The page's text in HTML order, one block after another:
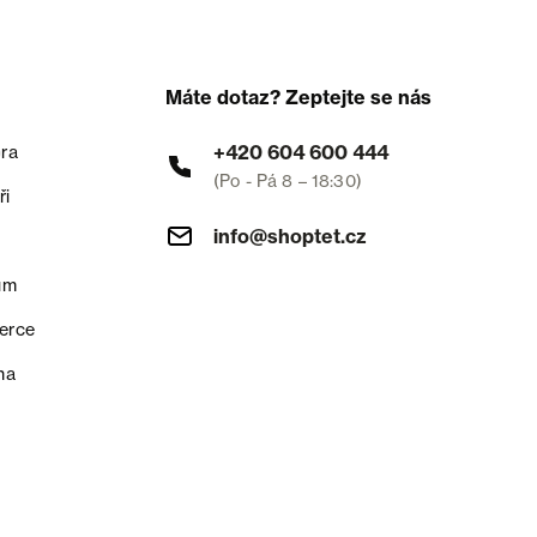
Máte dotaz? Zeptejte se nás
+420 604 600 444
(Po - Pá 8 – 18:30)
info@shoptet.cz